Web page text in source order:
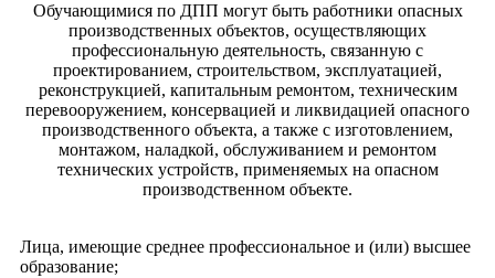
Обучающимися по ДПП могут быть работники опасных
производственных объектов, осуществляющих
профессиональную деятельность, связанную с
проектированием, строительством, эксплуатацией,
реконструкцией, капитальным ремонтом, техническим
перевооружением, консервацией и ликвидацией опасного
производственного объекта, а также с изготовлением,
монтажом, наладкой, обслуживанием и ремонтом
технических устройств, применяемых на опасном
производственном объекте.
Лица, имеющие среднее профессиональное и (или) высшее
образование;